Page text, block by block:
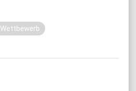
Wettbewerb